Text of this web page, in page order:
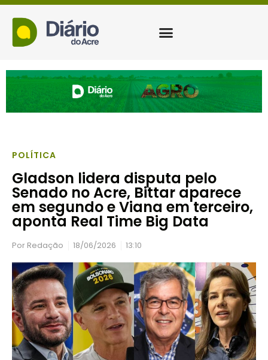
POLÍTICA
Gladson lidera disputa pelo
Senado no Acre, Bittar aparece
em segundo e Viana em terceiro,
aponta Real Time Big Data
Por Redação 18/06/2026 13:10